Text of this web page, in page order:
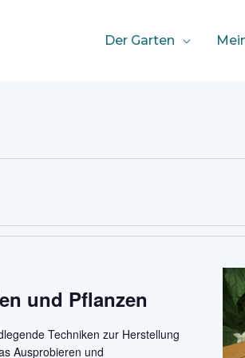
Der Garten
und Pflanzen
Techniken zur Herstellung
Ausprobieren und